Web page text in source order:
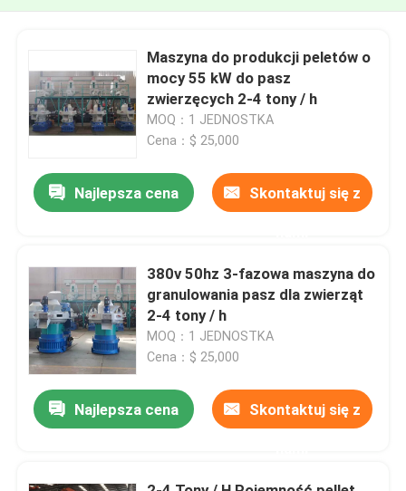
Maszyna do produkcji peletów o
mocy 55 kW do pasz
zwierzęcych 2-4 tony / h
MOQ：1 JEDNOSTKA
Cena：$ 25,000
Najlepsza cena Skontaktuj się z
380v 50hz 3-fazowa maszyna do
granulowania pasz dla zwierząt
2-4 tony / h
MOQ：1 JEDNOSTKA
Cena：$ 25,000
Najlepsza cena Skontaktuj się z